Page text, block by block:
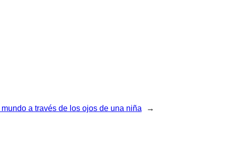
mundo a través de los ojos de una niña →